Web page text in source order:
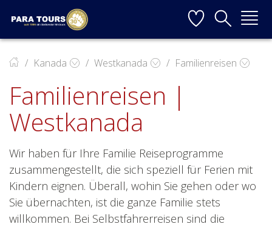
Startseite
Weiter zur Hauptnavigation
Weiter zum Inhalt
Weiter zur Kontaktseite
▼
Kanada Westkanada Familienreisen
Familienreisen |
Westkanada
Wir haben für Ihre Familie Reiseprogramme
zusammengestellt, die sich speziell für Ferien mit
Kindern eignen. Überall, wohin Sie gehen oder wo
Sie übernachten, ist die ganze Familie stets
willkommen. Bei Selbstfahrerreisen sind die